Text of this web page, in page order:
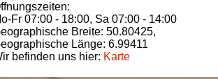
Fr 07:00 - 18:00, Sa 07:00 - 14:00
Breite: 50.80425,
Länge: 6.99411
befinden uns hier: Karte